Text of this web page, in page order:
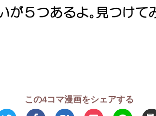
この4コマ漫画をシェアする